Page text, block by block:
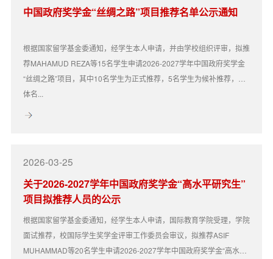
中国政府奖学金“丝绸之路”项目推荐名单公示通知
根据国家留学基金委通知，经学生本人申请，并由学校组织评审，拟推
荐MAHAMUD REZA等15名学生申请2026-2027学年中国政府奖学金
“丝绸之路”项目，其中10名学生为正式推荐，5名学生为候补推荐，具
体名...
2026-03-25
关于2026-2027学年中国政府奖学金“高水平研究生”
项目拟推荐人员的公示
根据国家留学基金委通知，经学生本人申请，国际教育学院受理，学院
面试推荐，校国际学生奖学金评审工作委员会审议，拟推荐ASIF
MUHAMMAD等20名学生申请2026-2027学年中国政府奖学金“高水平